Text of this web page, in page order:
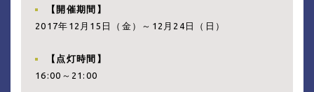
【開催期間】
2017年12月15日（金）～12月24日（日）
【点灯時間】
16:00～21:00